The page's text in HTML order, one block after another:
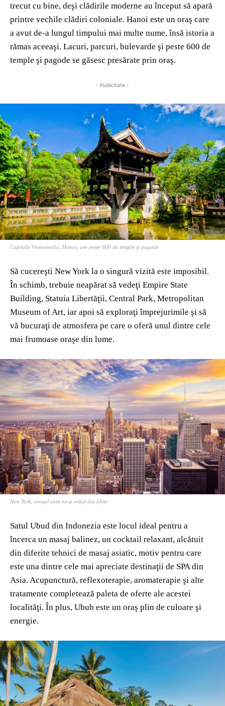
trecut cu bine, deşi clădirile moderne au început să apară
printre vechile clădiri coloniale. Hanoi este un oraş care
a avut de-a lungul timpului mai multe nume, însă istoria a
rămas aceeaşi. Lacuri, parcuri, bulevarde şi peste 600 de
temple şi pagode se găsesc presărate prin oraş.
- Publicitate -
Capitala Vietnamului, Hanoi, are peste 600 de temple şi pagode
Să cucereşti New York la o singură vizită este imposibil.
În schimb, trebuie neapărat să vedeţi Empire State
Building, Statuia Libertăţii, Central Park, Metropolitan
Museum of Art, iar apoi să exploraţi împrejurimile şi să
vă bucuraţi de atmosfera pe care o oferă unul dintre cele
mai frumoase oraşe din lume.
New York, oraşul care ne-a vrăjit din filme
Satul Ubud din Indonezia este locul ideal pentru a
încerca un masaj balinez, un cocktail relaxant, alcătuit
din diferite tehnici de masaj asiatic, motiv pentru care
este una dintre cele mai apreciate destinaţii de SPA din
Asia. Acupunctură, reflexoterapie, aromaterapie şi alte
tratamente completează paleta de oferte ale acestei
localităţi. În plus, Ubub este un oraş plin de culoare şi
energie.